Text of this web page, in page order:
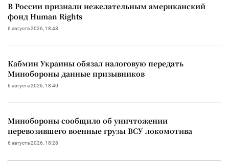
В России признали нежелательным американский
фонд Human Rights
6 августа 2026, 18:48
Кабмин Украины обязал налоговую передать
Минобороны данные призывников
6 августа 2026, 18:40
Минобороны сообщило об уничтожении
перевозившего военные грузы ВСУ локомотива
6 августа 2026, 18:28